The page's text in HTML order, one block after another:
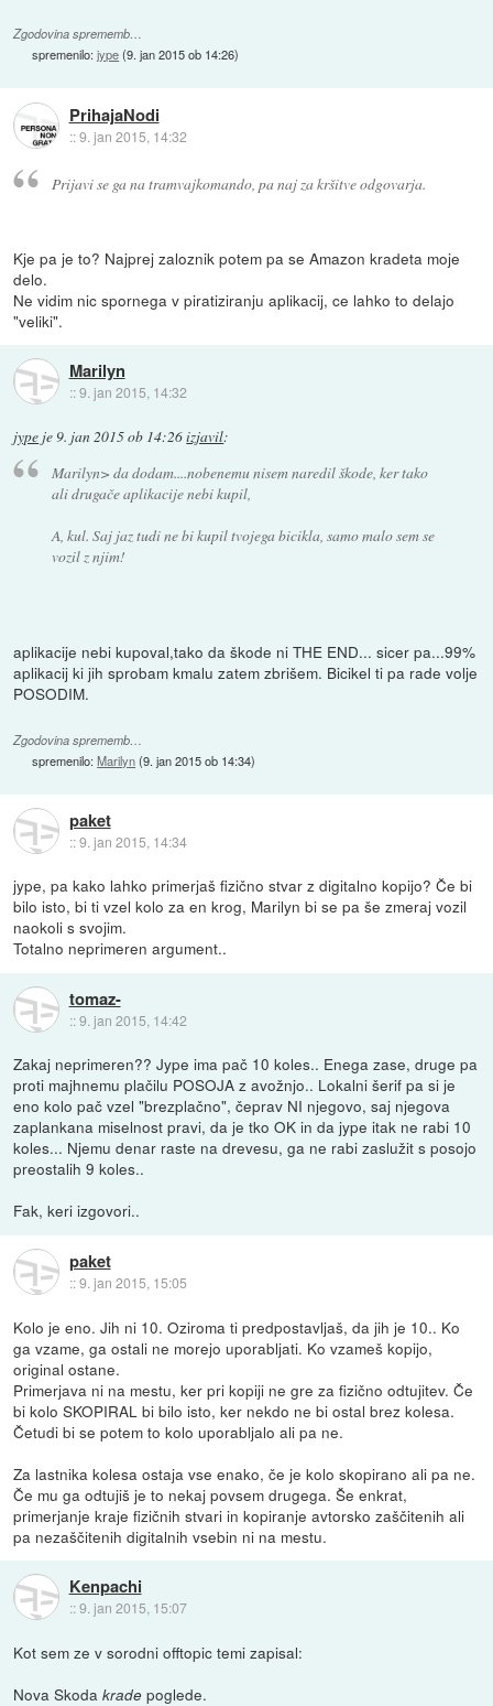
Zgodovina sprememb…
spremenilo:jype(9. jan 2015 ob 14:26)
PrihajaNodi
::9. jan 2015, 14:32
Prijavi se ga na tramvajkomando, pa naj za kršitve odgovarja.
Kje pa je to? Najprej zaloznik potem pa se Amazon kradeta moje
delo.
Ne vidim nic spornega v piratiziranju aplikacij, ce lahko to delajo
"veliki".
Marilyn
::9. jan 2015, 14:32
jype je9. jan 2015 ob 14:26izjavil:
Marilyn> da dodam....nobenemu nisem naredil škode, ker tako
ali drugače aplikacije nebi kupil,
A, kul. Saj jaz tudi ne bi kupil tvojega bicikla, samo malo sem se
vozil z njim!
aplikacije nebi kupoval,tako da škode ni THE END... sicer pa...99%
aplikacij ki jih sprobam kmalu zatem zbrišem. Bicikel ti pa rade volje
POSODIM.
Zgodovina sprememb…
spremenilo:Marilyn(9. jan 2015 ob 14:34)
paket
::9. jan 2015, 14:34
jype, pa kako lahko primerjaš fizično stvar z digitalno kopijo? Če bi
bilo isto, bi ti vzel kolo za en krog, Marilyn bi se pa še zmeraj vozil
naokoli s svojim.
Totalno neprimeren argument..
tomaz-
::9. jan 2015, 14:42
Zakaj neprimeren?? Jype ima pač 10 koles.. Enega zase, druge pa
proti majhnemu plačilu POSOJA z avožnjo.. Lokalni šerif pa si je
eno kolo pač vzel "brezplačno", čeprav NI njegovo, saj njegova
zaplankana miselnost pravi, da je tko OK in da jype itak ne rabi 10
koles... Njemu denar raste na drevesu, ga ne rabi zaslužit s posojo
preostalih 9 koles..
Fak, keri izgovori..
paket
::9. jan 2015, 15:05
Kolo je eno. Jih ni 10. Oziroma ti predpostavljaš, da jih je 10.. Ko
ga vzame, ga ostali ne morejo uporabljati. Ko vzameš kopijo,
original ostane.
Primerjava ni na mestu, ker pri kopiji ne gre za fizično odtujitev. Če
bi kolo SKOPIRAL bi bilo isto, ker nekdo ne bi ostal brez kolesa.
Četudi bi se potem to kolo uporabljalo ali pa ne.
Za lastnika kolesa ostaja vse enako, če je kolo skopirano ali pa ne.
Če mu ga odtujiš je to nekaj povsem drugega. Še enkrat,
primerjanje kraje fizičnih stvari in kopiranje avtorsko zaščitenih ali
pa nezaščitenih digitalnih vsebin ni na mestu.
Kenpachi
::9. jan 2015, 15:07
Kot sem ze v sorodni offtopic temi zapisal:
Nova Skodakrade poglede.